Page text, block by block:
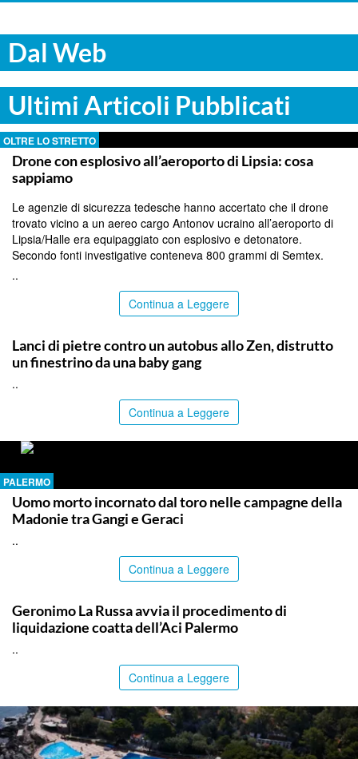
Dal Web
Ultimi Articoli Pubblicati
OLTRE LO STRETTO
Drone con esplosivo all’aeroporto di Lipsia: cosa
sappiamo
Le agenzie di sicurezza tedesche hanno accertato che il drone
trovato vicino a un aereo cargo Antonov ucraino all’aeroporto di
Lipsia/Halle era equipaggiato con esplosivo e detonatore.
Secondo fonti investigative conteneva 800 grammi di Semtex.
..
Continua a Leggere
Lanci di pietre contro un autobus allo Zen, distrutto
un finestrino da una baby gang
..
Continua a Leggere
PALERMO
Uomo morto incornato dal toro nelle campagne della
Madonie tra Gangi e Geraci
..
Continua a Leggere
Geronimo La Russa avvia il procedimento di
liquidazione coatta dell’Aci Palermo
..
Continua a Leggere